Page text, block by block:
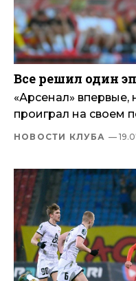
Все решил один
«Арсенал» впервые,
проиграл на своем
НОВОСТИ КЛУБА —